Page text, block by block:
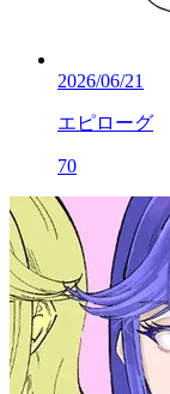
2026/06/21
エピローグ
70